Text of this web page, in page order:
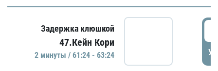
Задержка клюшкой
47.Кейн Кори
2 минуты / 61:24 - 63:24